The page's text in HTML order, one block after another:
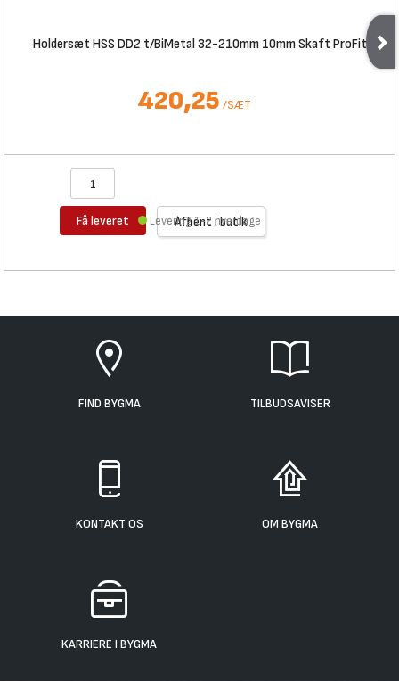
Holdersæt HSS DD2 t/BiMetal 32-210mm 10mm Skaft ProFit
420,25 /SÆT
Få leveret Afhent i butik
Levering 1-2 hverdage
FIND BYGMA TILBUDSAVISER
KONTAKT OS OM BYGMA
KARRIERE I BYGMA